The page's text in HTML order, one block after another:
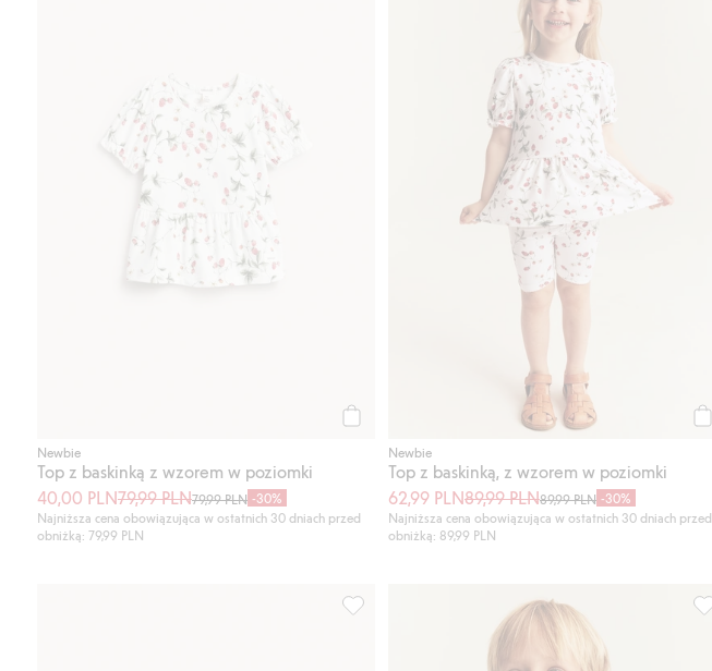
Newbie
Top z baskinką z wzorem w poziomki
40,00 PLN79,99 PLN79,99 PLN -30%
Najniższa cena obowiązująca w ostatnich 30 dniach przed
obniżką: 79,99 PLN
Newbie
Top z baskinką, z wzorem w poziomki
62,99 PLN89,99 PLN89,99 PLN -30%
Najniższa cena obowiązująca w ostatnich 30 dniach przed
obniżką: 89,99 PLN
T-shirt z krótkimi rękawami i falbaną, Dodaj do